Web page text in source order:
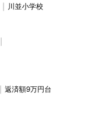
川並小学校
返済額9万円台